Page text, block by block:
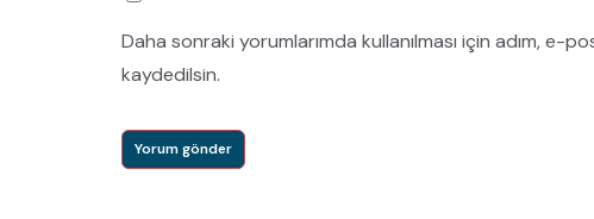
Daha sonraki yorumlarımda kullanılması için adım, e-
kaydedilsin.